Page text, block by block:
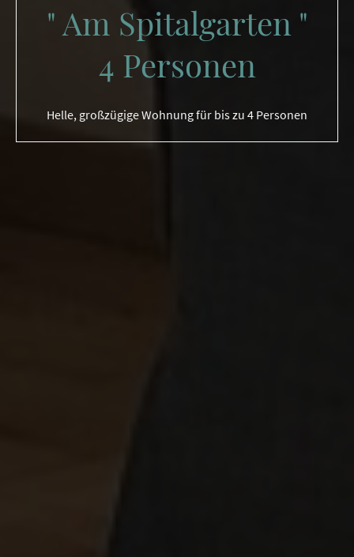
" Am Spitalgarten "
4 Personen
Helle, großzügige Wohnung für bis zu 4 Personen